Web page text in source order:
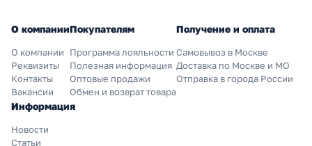
О компании
О компании
Реквизиты
Контакты
Вакансии
Покупателям
Программа лояльности
Полезная информация
Оптовые продажи
Обмен и возврат товара
Получение и оплата
Самовывоз в Москве
Доставка по Москве и МО
Отправка в города России
Информация
Новости
Статьи